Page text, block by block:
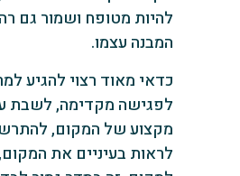
להיות מטופח ושמור גם
המבנה עצמו.
‏כדאי מאוד רצוי להגיע
לפגישה מקדימה, לשבת
מקצוע של המקום,
לראות בעיניים את